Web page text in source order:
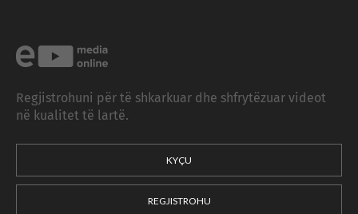
Regjistrohuni për të shkarkuar dhe shfrytëzuar videot
në kualitet të lartë.
KYÇU
REGJISTROHU